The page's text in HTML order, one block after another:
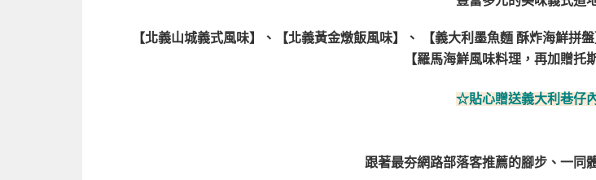
【北義山城義式風味】 、 【北義黃金燉飯風味】 、 【義大利墨魚麵 酥炸海鮮拼盤
【羅馬海鮮風味料理，再加贈托
☆貼心贈送義大利巷仔
跟著最夯網路部落客推薦的腳步、一同